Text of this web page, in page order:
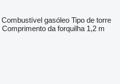
Combustível gasóleo Tipo de torre
Comprimento da forquilha 1,2 m